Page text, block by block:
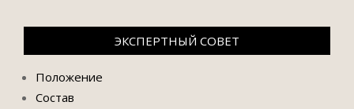
ЭКСПЕРТНЫЙ СОВЕТ
Положение
Состав